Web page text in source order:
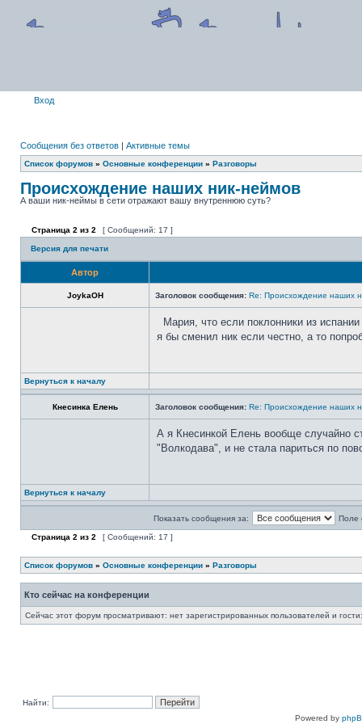
Вход
Сообщения без ответов | Активные темы
Список форумов » Основные конференции » Разговоры
Происхождение наших ник-неймов
А ваши ник-неймы в сети отражают вашу внутреннюю суть?
Страница 2 из 2 [ Сообщений: 17 ]
Версия для печати
Автор
JoykaOH Заголовок сообщения: Re: Происхождение наших
Мария, что если поклонники из
я бы сменил ник если честно, а то
Вернуться к началу
Кнесинка Елень Заголовок сообщения: Re: Происхождение наших
А я Кнесинкой Елень вообще случайно
"Волкодава", и не стала париться по
Вернуться к началу
Показать сообщения за: Поле
Страница 2 из 2 [ Сообщений: 17 ]
Список форумов » Основные конференции » Разговоры
Кто сейчас на конференции
Сейчас этот форум просматривают: нет зарегистрированных пользователей и
Найти:
Powered by